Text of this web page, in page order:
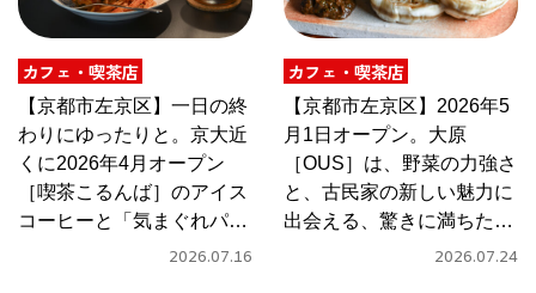
カフェ・喫茶店
【京都市左京区】一日の終
わりにゆったりと。京大近
くに2026年4月オープン
［喫茶こるんば］のアイス
コーヒーと「気まぐれパス
2026.07.16
カフェ・喫茶店
【京都市左京区】2026年5
月1日オープン。大原
［OUS］は、野菜の力強さ
と、古民家の新しい魅力に
出会える、驚きに満ちたカ
2026.07.24